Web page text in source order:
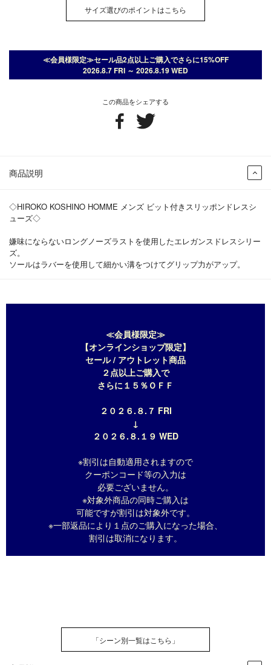
この商品をシェアする
商品説明
◇HIROKO KOSHINO HOMME メンズ ビット付きスリッポンドレスシ
ューズ◇
嫌味にならないロングノーズラストを使用したエレガンスドレスシリー
ズ。
ソールはラバーを使用して細かい溝をつけてグリップ力がアップ。
≪会員様限定≫
【オンラインショップ限定】
セール / アウトレット商品
２点以上ご購入で
さらに１５％ＯＦＦ
２０２６.８.７ FRI
↓
２０２６.８.１９ WED
※割引は自動適用されますので
クーポンコード等の入力は
必要ございません。
※対象外商品の同時ご購入は
可能ですが割引は対象外です。
※一部返品により１点のご購入になった場合、
割引は取消になります。
「シーン別一覧はこちら」
サイズ選びのポイントはこちら
≪会員様限定≫セール品2点以上ご購入でさらに15%OFF
2026.8.7 FRI ～ 2026.8.19 WED